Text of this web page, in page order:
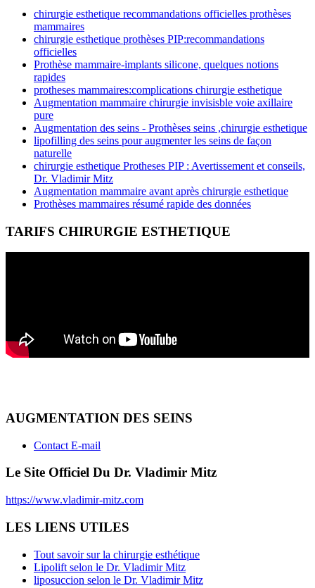
chirurgie esthetique recommandations officielles prothèses
mammaires
chirurgie esthetique prothèses PIP:recommandations
officielles
Prothèse mammaire-implants silicone, quelques notions
rapides
protheses mammaires:complications chirurgie esthetique
Augmentation mammaire chirurgie invisisble voie axillaire
pure
Augmentation des seins - Prothèses seins ,chirurgie esthetique
lipofilling des seins pour augmenter les seins de façon
naturelle
chirurgie esthetique Protheses PIP : Avertissement et conseils,
Dr. Vladimir Mitz
Augmentation mammaire avant après chirurgie esthetique
Prothèses mammaires résumé rapide des données
TARIFS CHIRURGIE ESTHETIQUE
AUGMENTATION DES SEINS
Contact E-mail
Le Site Officiel Du Dr. Vladimir Mitz
https://www.vladimir-mitz.com
LES LIENS UTILES
Tout savoir sur la chirurgie esthétique
Lipolift selon le Dr. Vladimir Mitz
liposuccion selon le Dr. Vladimir Mitz